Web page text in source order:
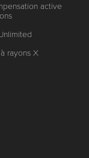
active
rayons X